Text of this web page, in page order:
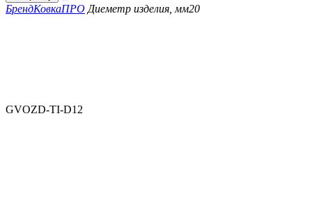
БрендКовкаПРО Диеметр изделия, мм20
GVOZD-TI-D12